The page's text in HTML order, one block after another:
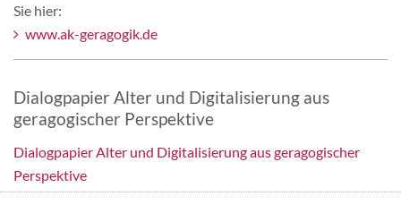
Sie hier:
www.ak-geragogik.de
Dialogpapier Alter und Digitalisierung aus
geragogischer Perspektive
Dialogpapier Alter und Digitalisierung aus geragogischer
Perspektive